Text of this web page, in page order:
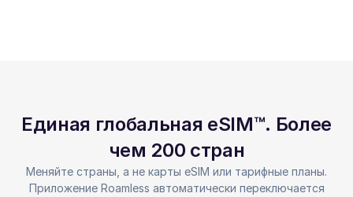
Единая глобальная eSIM™. Более
чем 200 стран
Меняйте страны, а не карты eSIM или тарифные планы.
Приложение Roamless автоматически переключается